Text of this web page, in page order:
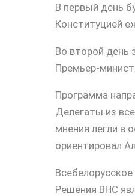
В первый день
Конституцией
Во второй день
Премьер-
Программа
Делегаты из
мнения легли в
ориентировал
Решения ВНС